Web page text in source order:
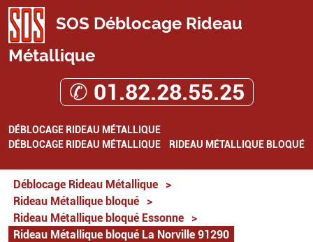
SOS Déblocage Rideau
Métallique
✆ 01.82.28.55.25
DÉBLOCAGE RIDEAU MÉTALLIQUE
DÉBLOCAGE RIDEAU MÉTALLIQUE
RIDEAU MÉTALLIQUE BLOQUÉ
Déblocage Rideau Métallique
>
Rideau Métallique bloqué
>
Rideau Métallique bloqué Essonne
>
Rideau Métallique bloqué La Norville 91290